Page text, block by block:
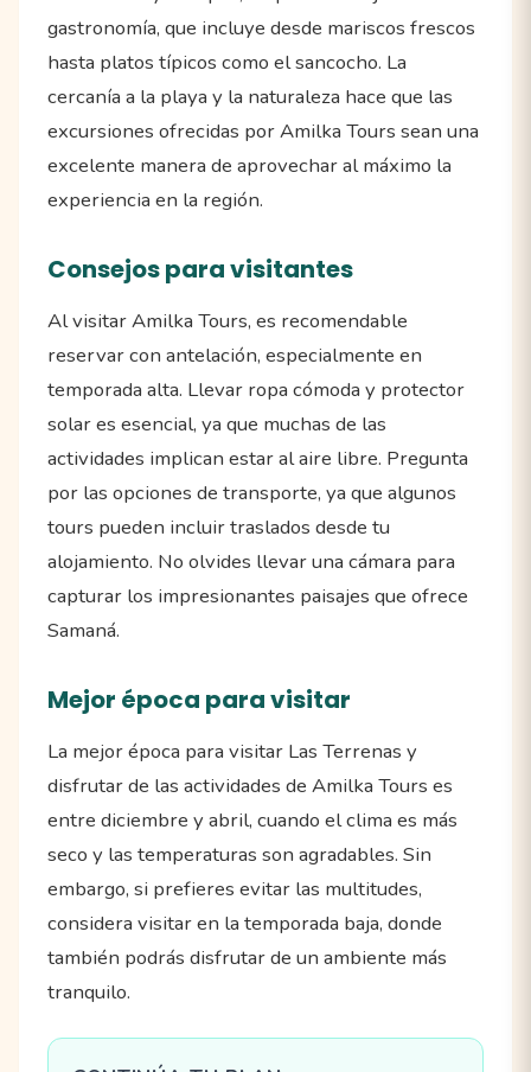
gastronomía, que incluye desde mariscos frescos
hasta platos típicos como el sancocho. La
cercanía a la playa y la naturaleza hace que las
excursiones ofrecidas por Amilka Tours sean una
excelente manera de aprovechar al máximo la
experiencia en la región.
Consejos para visitantes
Al visitar Amilka Tours, es recomendable
reservar con antelación, especialmente en
temporada alta. Llevar ropa cómoda y protector
solar es esencial, ya que muchas de las
actividades implican estar al aire libre. Pregunta
por las opciones de transporte, ya que algunos
tours pueden incluir traslados desde tu
alojamiento. No olvides llevar una cámara para
capturar los impresionantes paisajes que ofrece
Samaná.
Mejor época para visitar
La mejor época para visitar Las Terrenas y
disfrutar de las actividades de Amilka Tours es
entre diciembre y abril, cuando el clima es más
seco y las temperaturas son agradables. Sin
embargo, si prefieres evitar las multitudes,
considera visitar en la temporada baja, donde
también podrás disfrutar de un ambiente más
tranquilo.